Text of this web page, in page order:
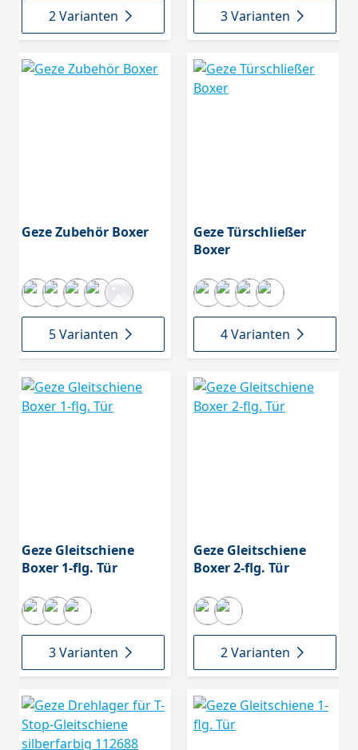
2 Varianten 3 Varianten
Geze Zubehör Boxer
5 Varianten
Geze Türschließer
Boxer
4 Varianten
Geze Gleitschiene
Boxer 1-flg. Tür
3 Varianten
Geze Gleitschiene
Boxer 2-flg. Tür
2 Varianten